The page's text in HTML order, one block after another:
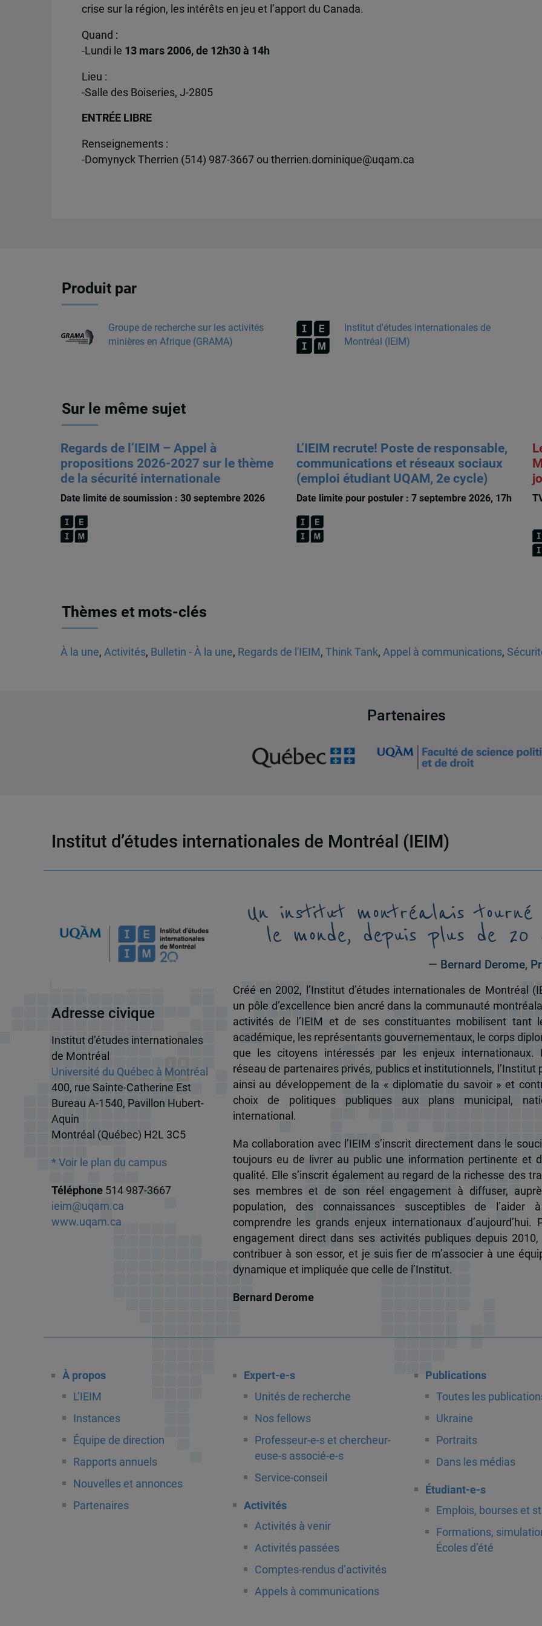
crise sur la région, les intérêts en jeu et l’apport du Canada.
Quand :
-Lundi le 13 mars 2006, de 12h30 à 14h
Lieu :
-Salle des Boiseries, J-2805
ENTRÉE LIBRE
Renseignements :
-Domynyck Therrien (514) 987-3667 ou therrien.dominique@uqam.ca
Produit par
Groupe de recherche sur les activités
minières en Afrique (GRAMA)
Institut d'études internationales de
Montréal (IEIM)
Sur le même sujet
Regards de l’IEIM – Appel à
propositions 2026-2027 sur le thème
de la sécurité internationale
Date limite de soumission : 30 septembre 2026
L’IEIM recrute! Poste de responsable,
communications et réseaux sociaux
(emploi étudiant UQAM, 2e cycle)
Date limite pour postuler : 7 septembre 2026, 17h
Thèmes et mots-clés
À la une, Activités, Bulletin - À la une, Regards de l'IEIM , Think Tank, Appel à communications,
Partenaires
Institut d’études internationales de Montréal (IEIM)
Adresse civique
Institut d’études internationales
de Montréal
Université du Québec à Montréal
400, rue Sainte-Catherine Est
Bureau A-1540, Pavillon Hubert-
Aquin
Montréal (Québec) H2L 3C5
* Voir le plan du campus
Téléphone 514 987-3667
ieim@uqam.ca
www.uqam.ca
Un institut montréalais tourné
le monde, depuis plus de 20
— Bernard Derome,
Créé en 2002, l’Institut d’études internationales de Montréal
un pôle d’excellence bien ancré dans la communauté
activités de l’IEIM et de ses constituantes mobilisent tant
académique, les représentants gouvernementaux, le corps
que les citoyens intéressés par les enjeux internationaux.
réseau de partenaires privés, publics et institutionnels, l’Institut
ainsi au développement de la « diplomatie du savoir » et
choix de politiques publiques aux plans municipal,
international.
Ma collaboration avec l’IEIM s’inscrit directement dans le
toujours eu de livrer au public une information pertinente et
qualité. Elle s’inscrit également au regard de la richesse des
ses membres et de son réel engagement à diffuser,
population, des connaissances susceptibles de l’aider
comprendre les grands enjeux internationaux d’aujourd’hui.
engagement direct dans ses activités publiques depuis 2010,
contribuer à son essor, et je suis fier de m’associer à une
dynamique et impliquée que celle de l’Institut.
Bernard Derome
À propos
L’IEIM
Instances
Équipe de direction
Rapports annuels
Nouvelles et annonces
Partenaires
Expert-e-s
Unités de recherche
Nos fellows
Professeur-e-s et chercheur-
euse-s associé-e-s
Service-conseil
Activités
Activités à venir
Activités passées
Comptes-rendus d’activités
Appels à communications
Publications
Toutes les
Ukraine
Portraits
Dans les médias
Étudiant-e-s
Emplois, bourses et
Formations,
Écoles d’été